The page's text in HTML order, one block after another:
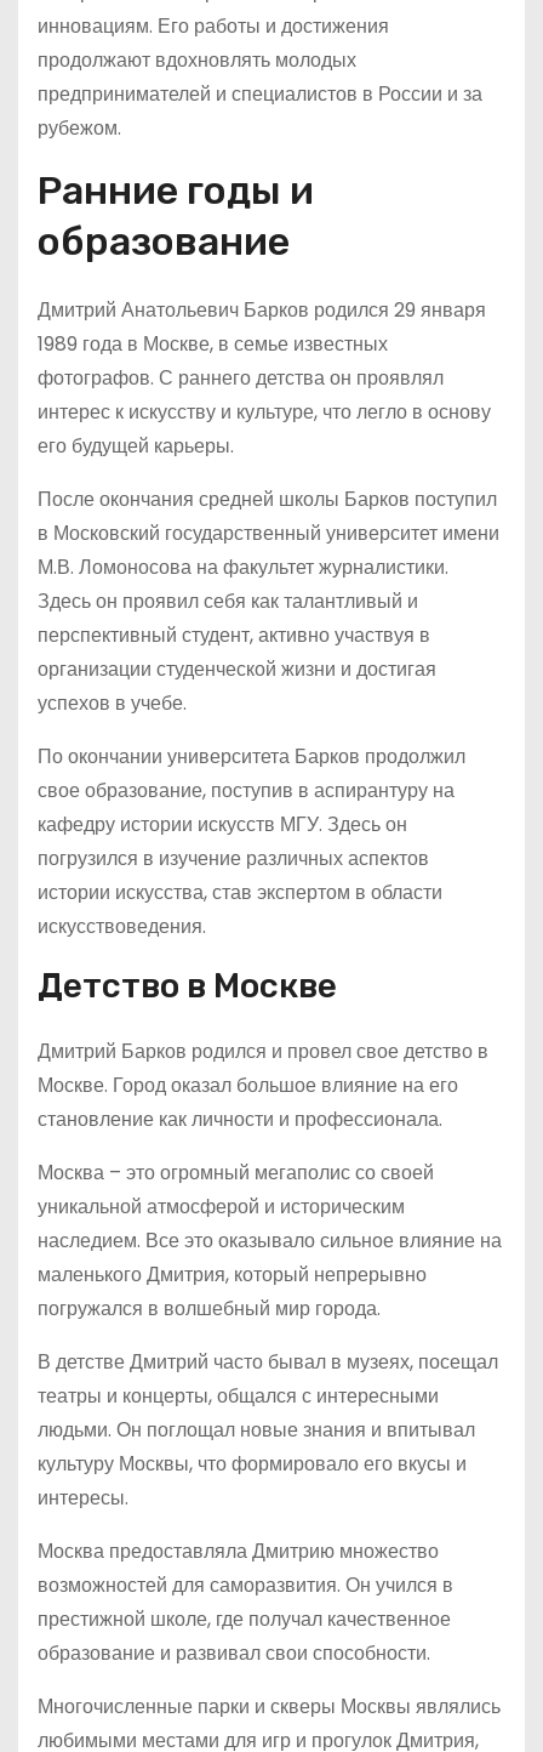
инновациям. Его работы и достижения
продолжают вдохновлять молодых
предпринимателей и специалистов в России и за
рубежом.
Ранние годы и
образование
Дмитрий Анатольевич Барков родился 29 января
1989 года в Москве, в семье известных
фотографов. С раннего детства он проявлял
интерес к искусству и культуре, что легло в основу
его будущей карьеры.
После окончания средней школы Барков поступил
в Московский государственный университет имени
М.В. Ломоносова на факультет журналистики.
Здесь он проявил себя как талантливый и
перспективный студент, активно участвуя в
организации студенческой жизни и достигая
успехов в учебе.
По окончании университета Барков продолжил
свое образование, поступив в аспирантуру на
кафедру истории искусств МГУ. Здесь он
погрузился в изучение различных аспектов
истории искусства, став экспертом в области
искусствоведения.
Детство в Москве
Дмитрий Барков родился и провел свое детство в
Москве. Город оказал большое влияние на его
становление как личности и профессионала.
Москва – это огромный мегаполис со своей
уникальной атмосферой и историческим
наследием. Все это оказывало сильное влияние на
маленького Дмитрия, который непрерывно
погружался в волшебный мир города.
В детстве Дмитрий часто бывал в музеях, посещал
театры и концерты, общался с интересными
людьми. Он поглощал новые знания и впитывал
культуру Москвы, что формировало его вкусы и
интересы.
Москва предоставляла Дмитрию множество
возможностей для саморазвития. Он учился в
престижной школе, где получал качественное
образование и развивал свои способности.
Многочисленные парки и скверы Москвы являлись
любимыми местами для игр и прогулок Дмитрия,